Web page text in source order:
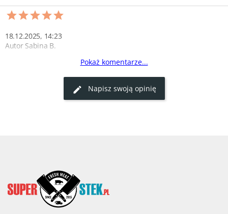
18.12.2025, 14:23
Autor Sabina B.
Ligawa mięsko widać świeże. Polecam wszystkim. Będę wracać i
Świeża i soczysta!
Idealna ligawa, od razu widać, że jest prosto z rozbioru. Bardzo
ładny zapach i kolor. Polecam
Pokaż komentarze...
Napisz swoją opinię